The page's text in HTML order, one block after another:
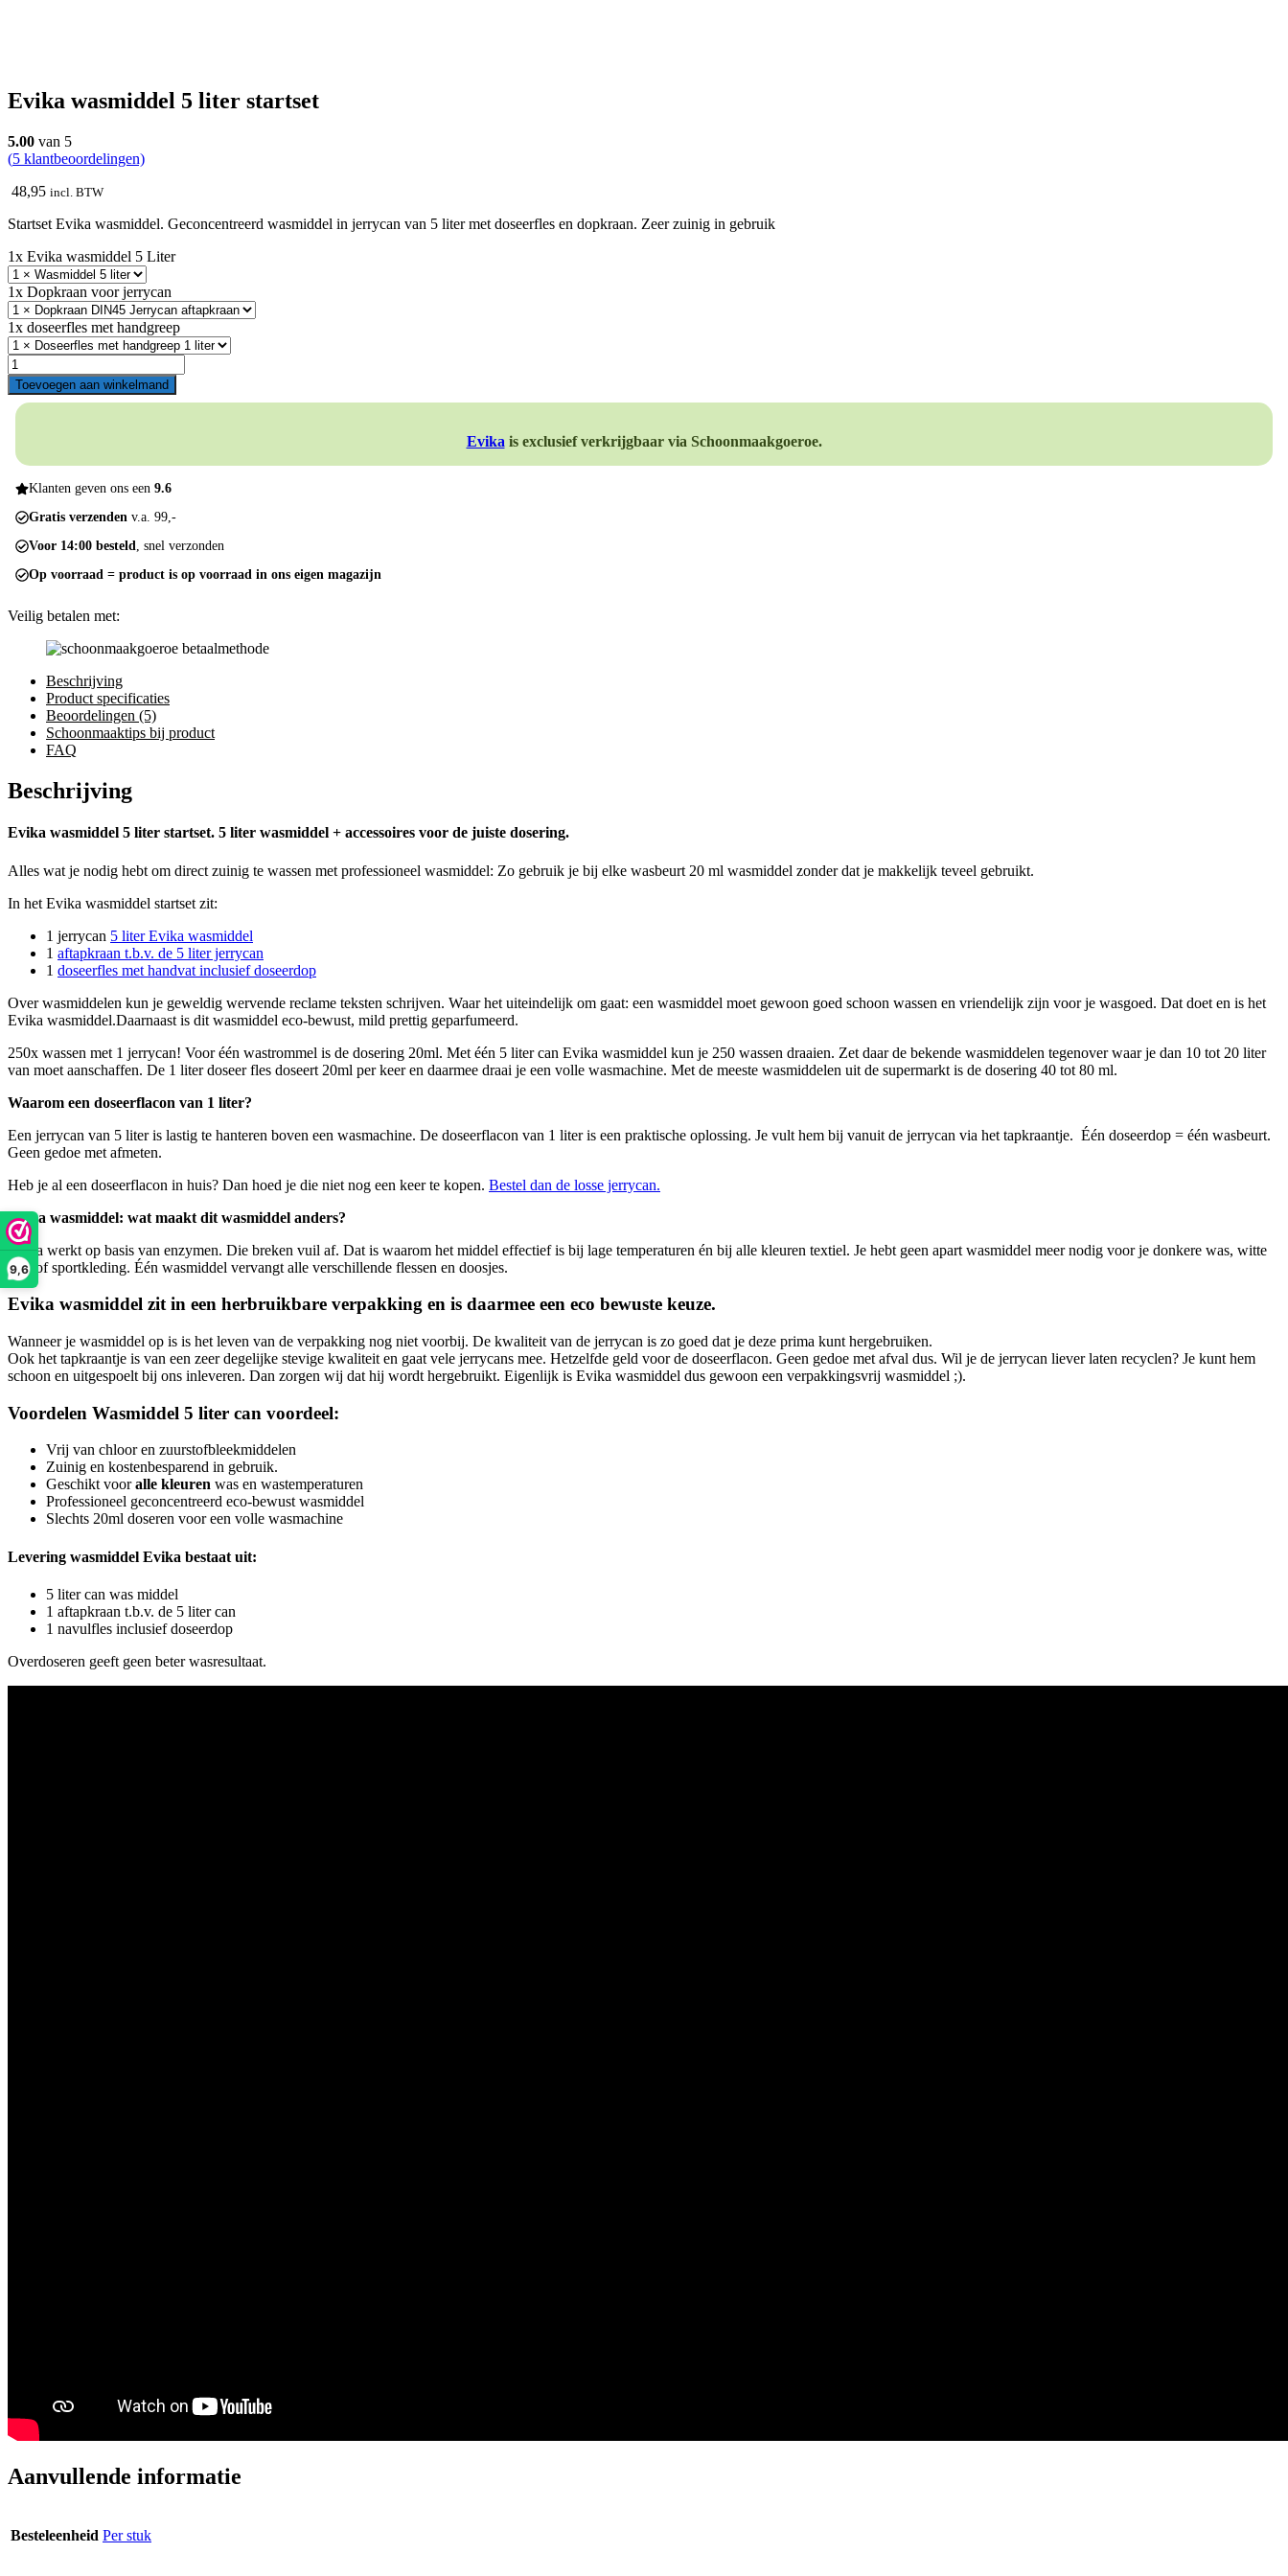
9,6
Evika wasmiddel 5 liter startset
5.00 van 5
(5 klantbeoordelingen)
48,95 incl. BTW
Startset Evika wasmiddel. Geconcentreerd wasmiddel in jerrycan van 5 liter met doseerfles en dopkraan. Zeer zuinig in gebruik
1x Evika wasmiddel 5 Liter
1x Dopkraan voor jerrycan
1x doseerfles met handgreep
Evika
wasmiddel
5
liter
Toevoegen aan winkelmand
Evika is exclusief verkrijgbaar via Schoonmaakgoeroe.
Klanten geven ons een 9.6
Gratis verzenden v.a. 99,-
Voor 14:00 besteld, snel verzonden
Op voorraad = product is op voorraad in ons eigen magazijn
Veilig betalen met:
Beschrijving
Product specificaties
Beoordelingen (5)
Schoonmaaktips bij product
FAQ
Beschrijving
Evika wasmiddel 5 liter startset. 5 liter wasmiddel + accessoires voor de juiste dosering.
Alles wat je nodig hebt om direct zuinig te wassen met professioneel wasmiddel: Zo gebruik je bij elke wasbeurt 20 ml wasmiddel zonder dat je makkelijk teveel gebruikt.
In het Evika wasmiddel startset zit:
1 jerrycan 5 liter Evika wasmiddel
1 aftapkraan t.b.v. de 5 liter jerrycan
1 doseerfles met handvat inclusief doseerdop
Over wasmiddelen kun je geweldig wervende reclame teksten schrijven. Waar het uiteindelijk om gaat: een wasmiddel moet gewoon goed schoon wassen en vriendelijk zijn voor je wasgoed. Dat doet en is het
Evika wasmiddel.Daarnaast is dit wasmiddel eco-bewust, mild prettig geparfumeerd.
250x wassen met 1 jerrycan! Voor één wastrommel is de dosering 20ml. Met één 5 liter can Evika wasmiddel kun je 250 wassen draaien. Zet daar de bekende wasmiddelen tegenover waar je dan 10 tot 20 liter
van moet aanschaffen. De 1 liter doseer fles doseert 20ml per keer en daarmee draai je een volle wasmachine. Met de meeste wasmiddelen uit de supermarkt is de dosering 40 tot 80 ml.
Waarom een doseerflacon van 1 liter?
Een jerrycan van 5 liter is lastig te hanteren boven een wasmachine. De doseerflacon van 1 liter is een praktische oplossing. Je vult hem bij vanuit de jerrycan via het tapkraantje. Één doseerdop = één wasbeurt.
Geen gedoe met afmeten.
Heb je al een doseerflacon in huis? Dan hoed je die niet nog een keer te kopen. Bestel dan de losse jerrycan.
Evika wasmiddel: wat maakt dit wasmiddel anders?
Evika werkt op basis van enzymen. Die breken vuil af. Dat is waarom het middel effectief is bij lage temperaturen én bij alle kleuren textiel. Je hebt geen apart wasmiddel meer nodig voor je donkere was, witte
was of sportkleding. Één wasmiddel vervangt alle verschillende flessen en doosjes.
Evika wasmiddel zit in een herbruikbare verpakking en is daarmee een eco bewuste keuze.
Wanneer je wasmiddel op is is het leven van de verpakking nog niet voorbij. De kwaliteit van de jerrycan is zo goed dat je deze prima kunt hergebruiken.
Ook het tapkraantje is van een zeer degelijke stevige kwaliteit en gaat vele jerrycans mee. Hetzelfde geld voor de doseerflacon. Geen gedoe met afval dus. Wil je de jerrycan liever laten recyclen? Je kunt hem
schoon en uitgespoelt bij ons inleveren. Dan zorgen wij dat hij wordt hergebruikt. Eigenlijk is Evika wasmiddel dus gewoon een verpakkingsvrij wasmiddel ;).
Voordelen Wasmiddel 5 liter can voordeel:
Vrij van chloor en zuurstofbleekmiddelen
Zuinig en kostenbesparend in gebruik.
Geschikt vooralle kleuren was en wastemperaturen
Professioneel geconcentreerd eco-bewust wasmiddel
Slechts 20ml doseren voor een volle wasmachine
Levering wasmiddel Evika bestaat uit:
5 liter can was middel
1 aftapkraan t.b.v. de 5 liter can
1 navulfles inclusief doseerdop
Overdoseren geeft geen beter wasresultaat.
Aanvullende informatie
Besteleenheid Per stuk